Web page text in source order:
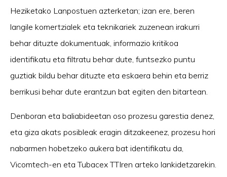
Heziketako Lanpostuen azterketan; izan ere, beren
langile komertzialek eta teknikariek zuzenean irakurri
behar dituzte dokumentuak, informazio kritikoa
identifikatu eta filtratu behar dute, funtsezko puntu
guztiak bildu behar dituzte eta eskaera behin eta berriz
berrikusi behar dute erantzun bat egiten den bitartean.
Denboran eta baliabideetan oso prozesu garestia denez,
eta giza akats posibleak eragin ditzakeenez, prozesu hori
nabarmen hobetzeko aukera bat identifikatu da,
Vicomtech-en eta Tubacex TTIren arteko lankidetzarekin.